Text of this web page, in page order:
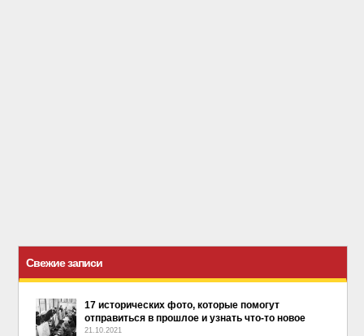
Свежие записи
17 исторических фото, которые помогут
отправиться в прошлое и узнать что-то новое
21.10.2021